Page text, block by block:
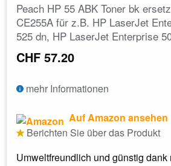
Peach HP 55 ABK Toner bk
CE255A für z.B. HP LaserJet
525 dn, HP LaserJet Enterprise
CHF 57.20
mehr Informationen
Auf Amazon ansehen
Berichten Sie über das Produkt
Umweltfreundlich und günstig dank